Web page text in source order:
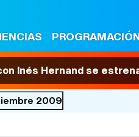
Inés Hernand se
2009